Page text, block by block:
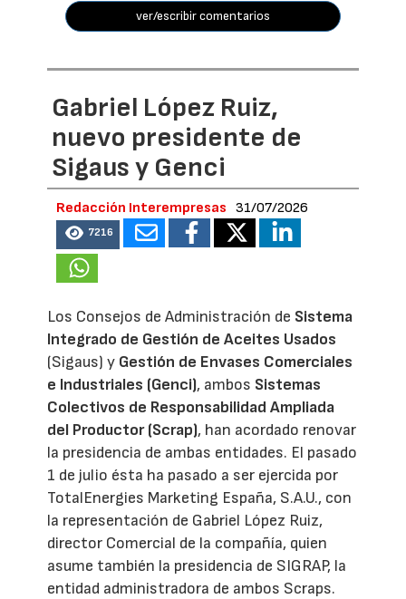
ver/escribir comentarios
Gabriel López Ruiz,
nuevo presidente de
Sigaus y Genci
Redacción Interempresas 31/07/2026
7216
Los Consejos de Administración de Sistema
Integrado de Gestión de Aceites Usados
(Sigaus) y Gestión de Envases Comerciales
e Industriales (Genci), ambos Sistemas
Colectivos de Responsabilidad Ampliada
del Productor (Scrap), han acordado renovar
la presidencia de ambas entidades. El pasado
1 de julio ésta ha pasado a ser ejercida por
TotalEnergies Marketing España, S.A.U., con
la representación de Gabriel López Ruiz,
director Comercial de la compañía, quien
asume también la presidencia de SIGRAP, la
entidad administradora de ambos Scraps.